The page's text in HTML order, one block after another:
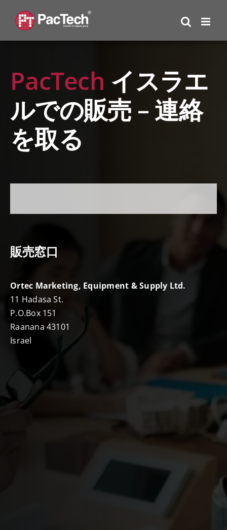
content
PacTech イスラエ
ルでの販売 – 連絡
を取る
販売窓口
Ortec Marketing, Equipment & Supply Ltd.
11 Hadasa St.
P.O.Box 151
Raanana 43101
Israel